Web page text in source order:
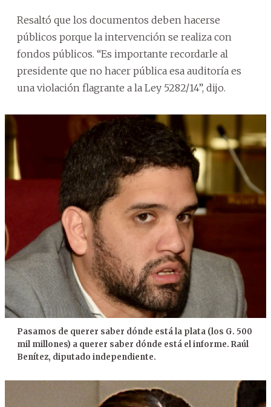
Resaltó que los documentos deben hacerse
públicos porque la intervención se realiza con
fondos públicos. “Es importante recordarle al
presidente que no hacer pública esa auditoría es
una violación flagrante a la Ley 5282/14”, dijo.
Pasamos de querer saber dónde está la plata (los G. 500
mil millones) a querer saber dónde está el informe. Raúl
Benítez, diputado independiente.